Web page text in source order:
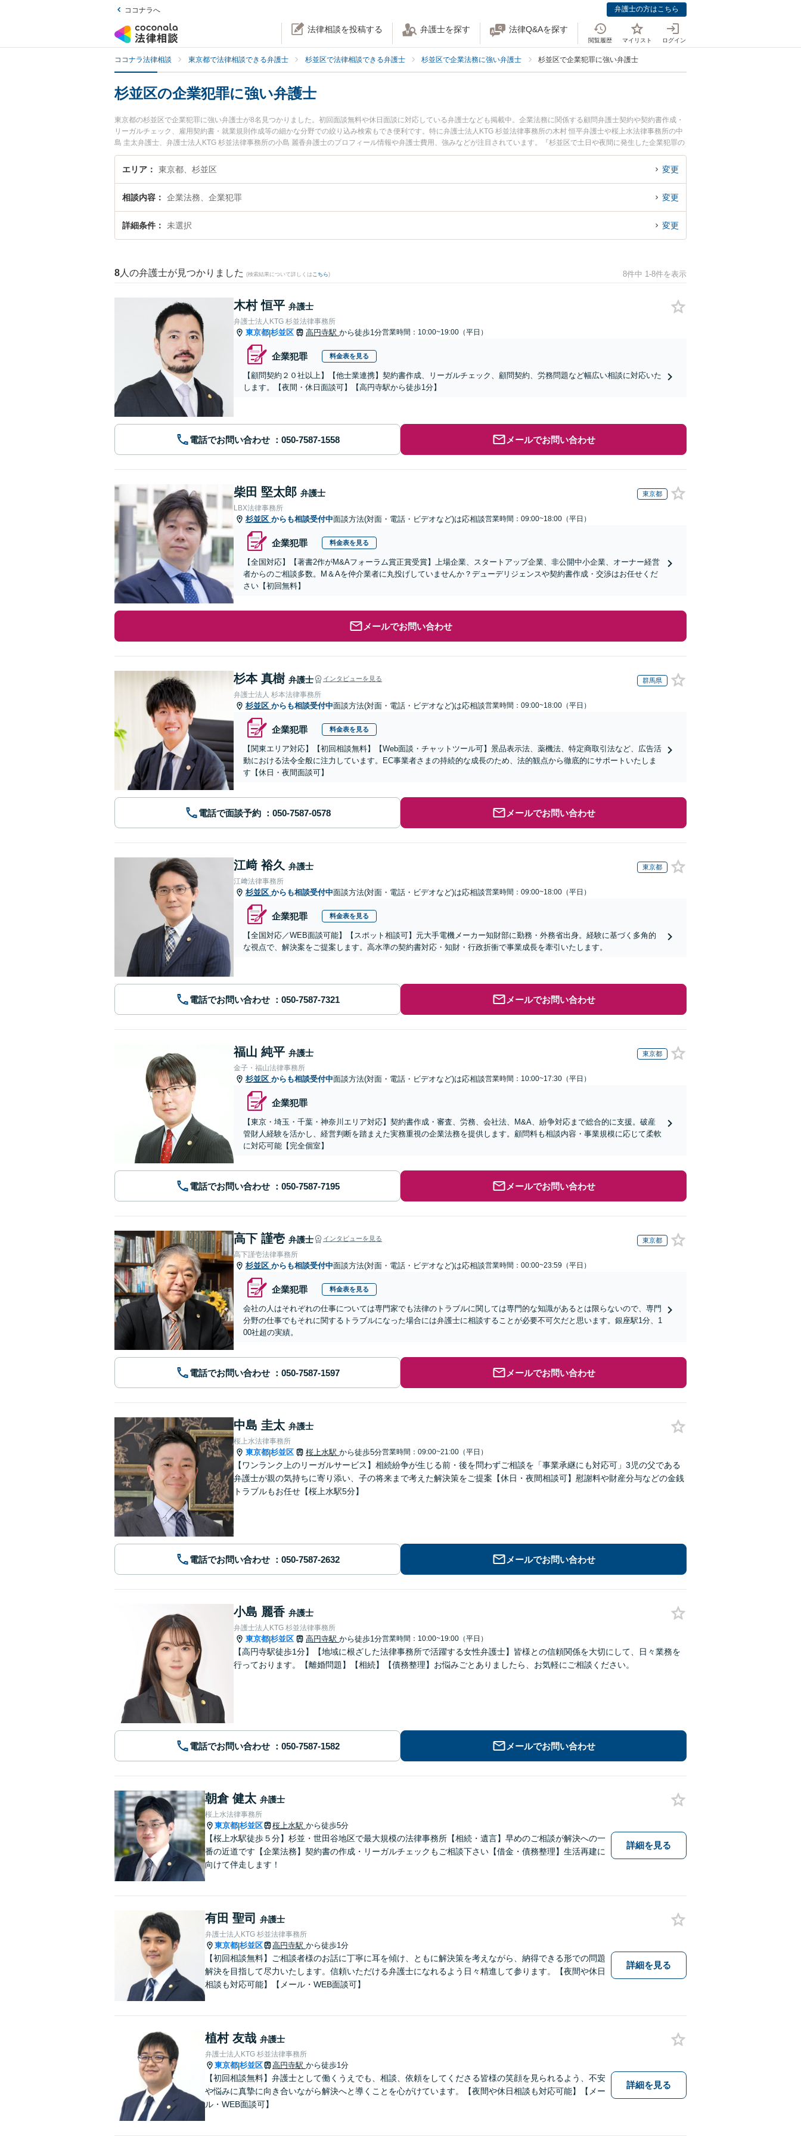
ココナラへ 弁護士の方はこちら
法律相談を投稿する 弁護士を探す 法律Q&Aを探す
閲覧履歴 マイリスト ログイン
ココナラ法律相談 東京都で法律相談できる弁護士 杉並区で法律相談できる弁護士 杉並区で企業法務に強い弁護士 杉並区で企業犯罪に強い弁護士
杉並区の企業犯罪に強い弁護士
東京都の杉並区で企業犯罪に強い弁護士が8名見つかりました。初回面談無料や休日面談に対応している弁護士なども掲載中。企業法務に関係する顧問弁護士契約や契約書作成・
リーガルチェック、雇用契約書・就業規則作成等の細かな分野での絞り込み検索もでき便利です。特に弁護士法人KTG 杉並法律事務所の木村 恒平弁護士や桜上水法律事務所の中
島 圭太弁護士、弁護士法人KTG 杉並法律事務所の小島 麗香弁護士のプロフィール情報や弁護士費用、強みなどが注目されています。『杉並区で土日や夜間に発生した企業犯罪の
トラブルを今すぐに弁護士に相談したい』『企業犯罪のトラブル解決の実績豊富な近くの弁護士を検索したい』『初回相談無料で企業犯罪を法律相談できる杉並区内の弁護士に相
談予約したい』などでお困りの相談者さんにおすすめです。
エリア 東京都、杉並区 変更
相談内容 企業法務、企業犯罪 変更
詳細条件 未選択 変更
8 人の弁護士が見つかりました (検索結果について詳しくは こちら) 8件中 1-8件を表示
木村 恒平 弁護士
弁護士法人KTG 杉並法律事務所
東京都|杉並区 高円寺駅 から徒歩1分営業時間：10:00~19:00（平日）
企業犯罪 料金表を見る
【顧問契約２０社以上】【他士業連携】契約書作成、リーガルチェック、顧問契約、労務問題など幅広い相談に対応いた
します。【夜間・休日面談可】【高円寺駅から徒歩1分】
電話でお問い合わせ メールでお問い合わせ
柴田 堅太郎 弁護士 東京都
LBX法律事務所
杉並区 からも相談受付中面談方法(対面・電話・ビデオなど)は応相談営業時間：09:00~18:00（平日）
企業犯罪 料金表を見る
【全国対応】【著書2作がM&Aフォーラム賞正賞受賞】上場企業、スタートアップ企業、非公開中小企業、オーナー経営
者からのご相談多数。M＆Aを仲介業者に丸投げしていませんか？デューデリジェンスや契約書作成・交渉はお任せくだ
さい【初回無料】
メールでお問い合わせ
杉本 真樹 弁護士 インタビューを見る 群馬県
弁護士法人 杉本法律事務所
杉並区 からも相談受付中面談方法(対面・電話・ビデオなど)は応相談営業時間：09:00~18:00（平日）
企業犯罪 料金表を見る
【関東エリア対応】【初回相談無料】【Web面談・チャットツール可】景品表示法、薬機法、特定商取引法など、広告活
動における法令全般に注力しています。EC事業者さまの持続的な成長のため、法的観点から徹底的にサポートいたしま
す【休日・夜間面談可】
電話で面談予約 メールでお問い合わせ
江﨑 裕久 弁護士 東京都
江﨑法律事務所
杉並区 からも相談受付中面談方法(対面・電話・ビデオなど)は応相談営業時間：09:00~18:00（平日）
企業犯罪 料金表を見る
【全国対応／WEB面談可能】【スポット相談可】元大手電機メーカー知財部に勤務・外務省出身。経験に基づく多角的
な視点で、解決案をご提案します。高水準の契約書対応・知財・行政折衝で事業成長を牽引いたします。
電話でお問い合わせ メールでお問い合わせ
福山 純平 弁護士 東京都
金子・福山法律事務所
杉並区 からも相談受付中面談方法(対面・電話・ビデオなど)は応相談営業時間：10:00~17:30（平日）
企業犯罪
【東京・埼玉・千葉・神奈川エリア対応】契約書作成・審査、労務、会社法、M&A、紛争対応まで総合的に支援。破産
管財人経験を活かし、経営判断を踏まえた実務重視の企業法務を提供します。顧問料も相談内容・事業規模に応じて柔軟
に対応可能【完全個室】
電話でお問い合わせ メールでお問い合わせ
高下 謹壱 弁護士 インタビューを見る 東京都
高下謹壱法律事務所
杉並区 からも相談受付中面談方法(対面・電話・ビデオなど)は応相談営業時間：00:00~23:59（平日）
企業犯罪 料金表を見る
会社の人はそれぞれの仕事については専門家でも法律のトラブルに関しては専門的な知識があるとは限らないので、専門
分野の仕事でもそれに関するトラブルになった場合には弁護士に相談することが必要不可欠だと思います。銀座駅1分、1
00社超の実績。
電話でお問い合わせ メールでお問い合わせ
中島 圭太 弁護士
桜上水法律事務所
東京都|杉並区 桜上水駅 から徒歩5分営業時間：09:00~21:00（平日）
【ワンランク上のリーガルサービス】相続紛争が生じる前・後を問わずご相談を「事業承継にも対応可」3児の父である
弁護士が親の気持ちに寄り添い、子の将来まで考えた解決策をご提案【休日・夜間相談可】慰謝料や財産分与などの金銭
トラブルもお任せ【桜上水駅5分】
電話でお問い合わせ メールでお問い合わせ
小島 麗香 弁護士
弁護士法人KTG 杉並法律事務所
東京都|杉並区 高円寺駅 から徒歩1分営業時間：10:00~19:00（平日）
【高円寺駅徒歩1分】【地域に根ざした法律事務所で活躍する女性弁護士】皆様との信頼関係を大切にして、日々業務を
行っております。【離婚問題】【相続】【債務整理】お悩みごとありましたら、お気軽にご相談ください。
電話でお問い合わせ メールでお問い合わせ
朝倉 健太 弁護士
桜上水法律事務所
東京都|杉並区 桜上水駅 から徒歩5分
【桜上水駅徒歩５分】杉並・世田谷地区で最大規模の法律事務所【相続・遺言】早めのご相談が解決への一
番の近道です【企業法務】契約書の作成・リーガルチェックもご相談下さい【借金・債務整理】生活再建に
向けて伴走します！
詳細を見る
有田 聖司 弁護士
弁護士法人KTG 杉並法律事務所
東京都|杉並区 高円寺駅 から徒歩1分
【初回相談無料】ご相談者様のお話に丁寧に耳を傾け、ともに解決策を考えながら、納得できる形での問題
解決を目指して尽力いたします。信頼いただける弁護士になれるよう日々精進して参ります。【夜間や休日
相談も対応可能】【メール・WEB面談可】
詳細を見る
植村 友哉 弁護士
弁護士法人KTG 杉並法律事務所
東京都|杉並区 高円寺駅 から徒歩1分
【初回相談無料】弁護士として働くうえでも、相談、依頼をしてくださる皆様の笑顔を見られるよう、不安
や悩みに真摯に向き合いながら解決へと導くことを心がけています。【夜間や休日相談も対応可能】【メー
ル・WEB面談可】
詳細を見る